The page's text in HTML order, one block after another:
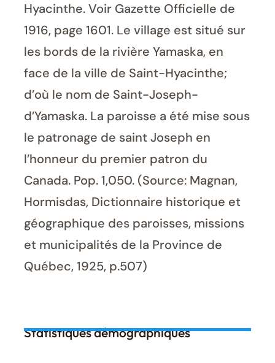
Hyacinthe. Voir Gazette Officielle de
1916, page 1601. Le village est situé sur
les bords de la rivière Yamaska, en
face de la ville de Saint-Hyacinthe;
d’où le nom de Saint-Joseph-
d’Yamaska. La paroisse a été mise sous
le patronage de saint Joseph en
l’honneur du premier patron du
Canada. Pop. 1,050. (Source: Magnan,
Hormisdas, Dictionnaire historique et
géographique des paroisses, missions
et municipalités de la Province de
Québec, 1925, p.507)
Statistiques démographiques